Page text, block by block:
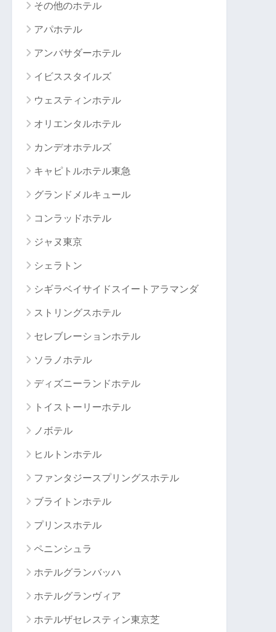
その他のホテル
アパホテル
アンバサダーホテル
イビススタイルズ
ウェスティンホテル
オリエンタルホテル
カンデオホテルズ
キャピトルホテル東急
グランドメルキュール
コンラッドホテル
ジャヌ東京
シェラトン
シギラベイサイドスイートアラマンダ
ストリングスホテル
セレブレーションホテル
ソラノホテル
ディズニーランドホテル
トイストーリーホテル
ノボテル
ヒルトンホテル
ファンタジースプリングスホテル
ブライトンホテル
プリンスホテル
ペニンシュラ
ホテルグランバッハ
ホテルグランヴィア
ホテルザセレスティン東京芝